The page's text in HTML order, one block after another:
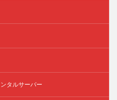
タルサーバー